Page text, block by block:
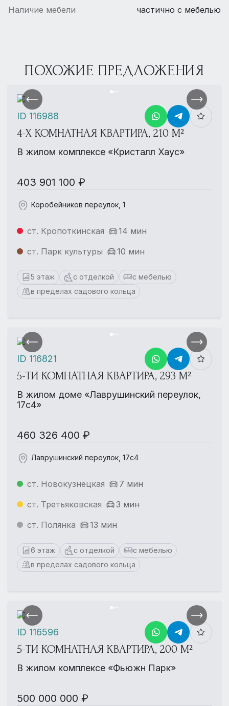
Наличие мебели частично с мебелью
ПОХОЖИЕ ПРЕДЛОЖЕНИЯ
4-Х КОМНАТНАЯ КВАРТИРА, 210 М²
В жилом комплексе «Кристалл Хаус»
403 901 100 ₽
Коробейников переулок, 1
ст. Кропоткинская
14 мин
ст. Парк культуры
10 мин
5 этаж с отделкой
с мебелью
в пределах садового кольца
ID 116988
5-ТИ КОМНАТНАЯ КВАРТИРА, 293 М²
В жилом доме «Лаврушинский переулок,
17с4»
460 326 400 ₽
Лаврушинский переулок, 17с4
ст. Новокузнецкая
7 мин
ст. Третьяковская
3 мин
ст. Полянка
13 мин
6 этаж с отделкой
с мебелью
в пределах садового кольца
ID 116821
5-ТИ КОМНАТНАЯ КВАРТИРА, 200 М²
В жилом комплексе «Фьюжн Парк»
500 000 000 ₽
ID 116596